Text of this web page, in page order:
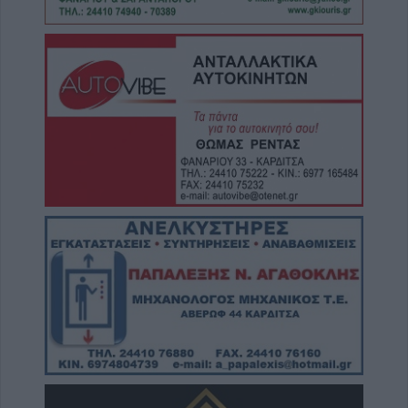
7 Αυγούστου 2026, 10:37
Δωρεάν κρατική αρωγή για την
αποκατάσταση ζημιών σε κτίρια που
επλήγησαν από το σεισμό της 12ης Μαρτίου
2026 στο Δήμο Αργιθέας
Την Παρασκευή 7 Αυγούστου η κηδεία του
Κωνσταντίνου Στυλ. Βασιλάκη
Γουδί: Θανατηφόρα πτώση 53χρονης
γυναίκας από τον 5ο όροφο πολυκατοικίας
7 Αυγούστου 2026, 09:22
Μητέρα και γιος νεκροί σε μετωπική ΙΧ με
φορτηγό στο δρόμο Αμφίπολης - Δράμας
7 Αυγούστου 2026, 09:00
Μία προσφορά και έκπτωση 1% για τον